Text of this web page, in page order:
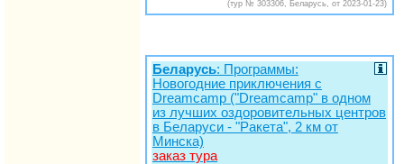
(тур № 303306, Беларусь, от 2023-01-23)
Беларусь: Программы:
Новогодние приключения с
Dreamcamp ("Dreamcamp" в одном
из лучших оздоровительных центров
в Беларуси - "Ракета", 2 км от
Минска)
заказ тура